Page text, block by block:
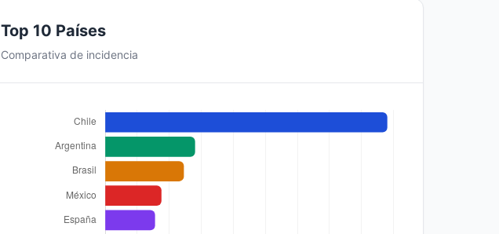
Top 10 Países
Comparativa de incidencia